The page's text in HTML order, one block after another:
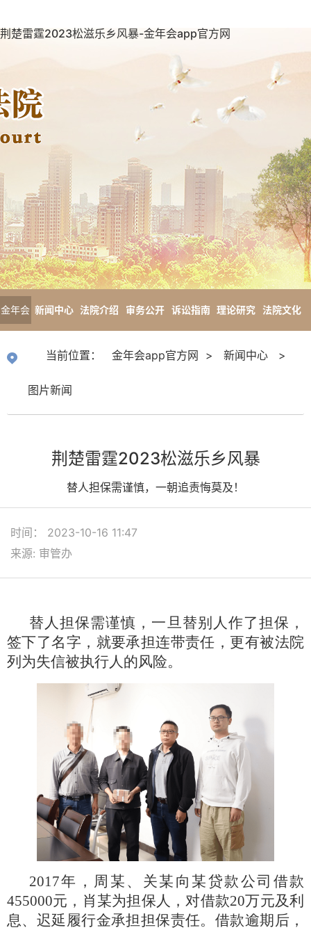
荆楚雷霆2023松滋乐乡风暴-金年会app官方网
金年会
方网
新闻中心 法院介绍 审务公开 诉讼指南 理论研究 法院文化
当前位置： 金年会app官方网 > 新闻中心 >
图片新闻
荆楚雷霆2023松滋乐乡风暴
替人担保需谨慎，一朝追责悔莫及！
时间： 2023-10-16 11:47
来源: 审管办
替人担保需谨慎，一旦替别人作了担保，
签下了名字，就要承担连带责任，更有被法院
列为失信被执行人的风险。
2017年，周某、关某向某贷款公司借款
455000元，肖某为担保人，对借款20万元及利
息、迟延履行金承担担保责任。借款逾期后，